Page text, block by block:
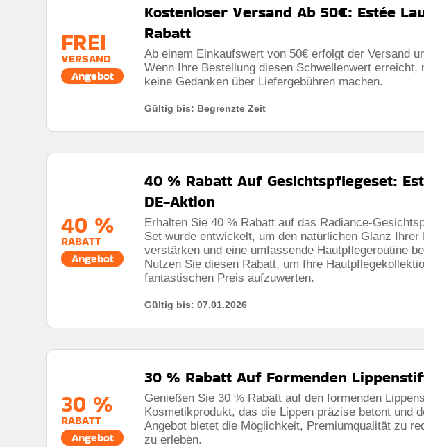
FREI
VERSAND
Angebot
Kostenloser Versand Ab 50€: Estée
Rabatt
Ab einem Einkaufswert von 50€ erfolgt der Versand
Wenn Ihre Bestellung diesen Schwellenwert erreicht,
keine Gedanken über Liefergebühren machen.
Gültig bis: Begrenzte Zeit
Berechtigung:Für alle Kunden
Kumulierbar: Nicht mit anderen Aktionen kombinierbar
Bedingungen:Weitere Informationen finden Sie in den
40 %
RABATT
Angebot
40 % Rabatt Auf Gesichtspflegeset:
DE-Aktion
Erhalten Sie 40 % Rabatt auf das Radiance-
Set wurde entwickelt, um den natürlichen Glanz Ihrer
verstärken und eine umfassende Hautpflegeroutine
Nutzen Sie diesen Rabatt, um Ihre
fantastischen Preis aufzuwerten.
Gültig bis: 07.01.2026
30 %
RABATT
Angebot
30 % Rabatt Auf Formenden
Genießen Sie 30 % Rabatt auf den formenden
Kosmetikprodukt, das die Lippen präzise betont und
Angebot bietet die Möglichkeit, Premiumqualität zu
zu erleben.